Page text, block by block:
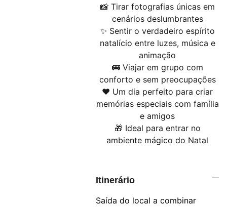
📸 Tirar fotografias únicas em
cenários deslumbrantes
✨ Sentir o verdadeiro espírito
natalício entre luzes, música e
animação
🚌 Viajar em grupo com
conforto e sem preocupações
❤️ Um dia perfeito para criar
memórias especiais com família
e amigos
🎁 Ideal para entrar no
ambiente mágico do Natal
Itinerário
Saída do local a combinar